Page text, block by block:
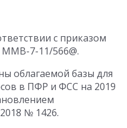
с приказом
ММВ-7-11/566@.
облагаемой базы для
в ПФР и ФСС на 2019
№ 1426.